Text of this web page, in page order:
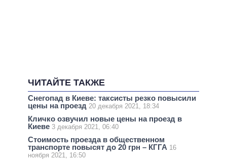
ЧИТАЙТЕ ТАКЖЕ
Снегопад в Киеве: таксисты резко повысили
цены на проезд 20 декабря 2021, 18:34
Кличко озвучил новые цены на проезд в
Киеве 3 декабря 2021, 06:40
Стоимость проезда в общественном
транспорте повысят до 20 грн – КГГА 16
ноября 2021, 16:50